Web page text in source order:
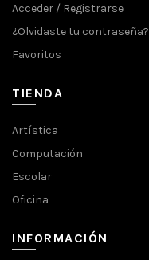
Acceder / Registrarse
¿Olvidaste tu contraseña?
Favoritos
TIENDA
Artística
Computación
Escolar
Oficina
INFORMACIÓN